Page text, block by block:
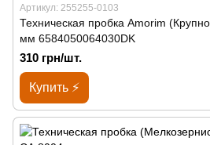
Артикул: 255255-0103
Техническая пробка Amorim
мм 6584050064030DK
310 грн/шт.
Купить ⚡